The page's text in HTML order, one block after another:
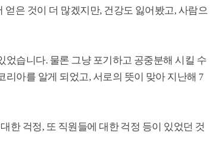
은 것이 더 많겠지만, 건강도 잃어봤고, 사람으
습니다. 물론 그냥 포기하고 공중분해 시킬 수
아를 알게 되었고, 서로의 뜻이 맞아 지난해 7
한 걱정, 또 직원들에 대한 걱정 등이 있었던 것